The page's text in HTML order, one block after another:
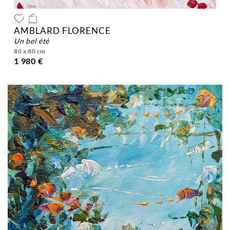
AMBLARD FLORENCE
un bel été
80 x 80 cm
1 980 €